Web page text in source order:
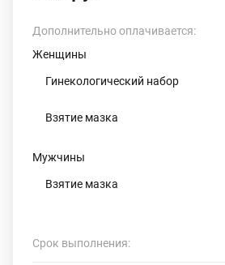
Дополнительно оплачивается:
Женщины
Гинекологический набор
Взятие мазка
Мужчины
Взятие мазка
Срок выполнения: